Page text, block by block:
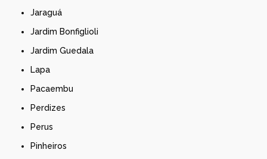
Jaraguá
Jardim Bonfiglioli
Jardim Guedala
Lapa
Pacaembu
Perdizes
Perus
Pinheiros